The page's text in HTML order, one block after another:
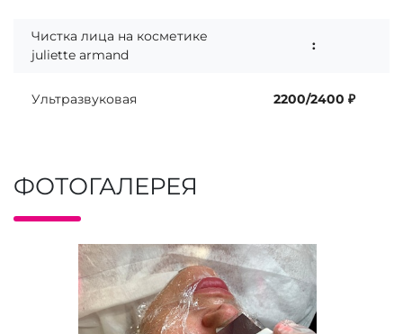
Чистка лица на косметике
juliette armand
:
Ультразвуковая 2200/2400 ₽
ФОТОГАЛЕРЕЯ